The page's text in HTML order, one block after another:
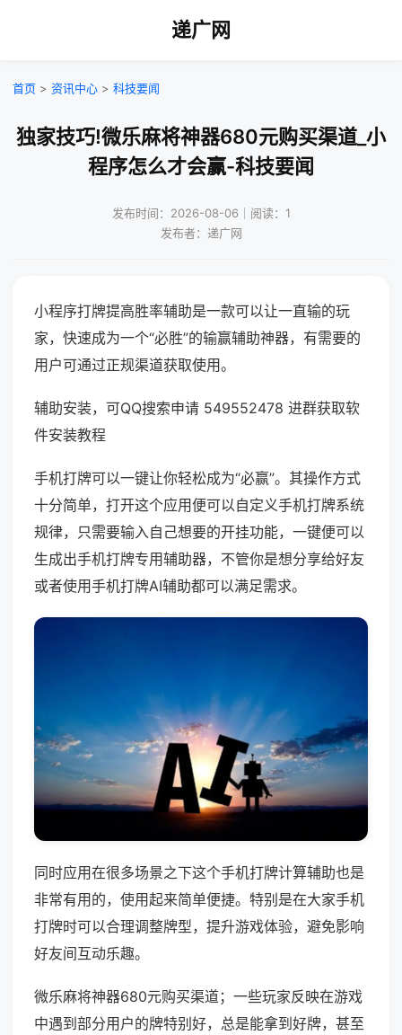
递广网
首页 > 资讯中心 > 科技要闻
独家技巧!微乐麻将神器680元购买渠道_小
程序怎么才会赢-科技要闻
发布时间：2026-08-06｜阅读：1
发布者：递广网
小程序打牌提高胜率辅助是一款可以让一直输的玩
家，快速成为一个“必胜”的输赢辅助神器，有需要的
用户可通过正规渠道获取使用。
辅助安装，可QQ搜索申请 549552478 进群获取软
件安装教程
手机打牌可以一键让你轻松成为“必赢”。其操作方式
十分简单，打开这个应用便可以自定义手机打牌系统
规律，只需要输入自己想要的开挂功能，一键便可以
生成出手机打牌专用辅助器，不管你是想分享给好友
或者使用手机打牌AI辅助都可以满足需求。
同时应用在很多场景之下这个手机打牌计算辅助也是
非常有用的，使用起来简单便捷。特别是在大家手机
打牌时可以合理调整牌型，提升游戏体验，避免影响
好友间互动乐趣。
微乐麻将神器680元购买渠道；一些玩家反映在游戏
中遇到部分用户的牌特别好，总是能拿到好牌，甚至